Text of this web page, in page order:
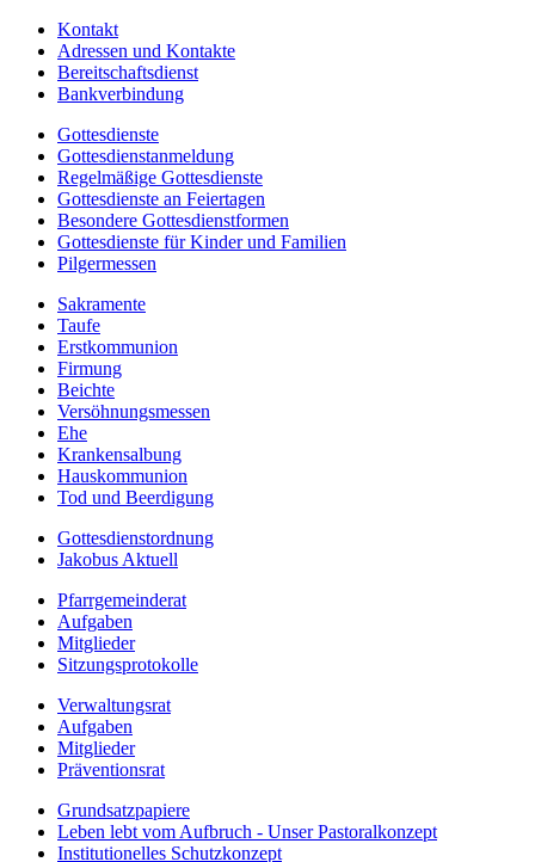
Kontakt
Adressen und Kontakte
Bereitschaftsdienst
Bankverbindung
Gottesdienste
Gottesdienstanmeldung
Regelmäßige Gottesdienste
Gottesdienste an Feiertagen
Besondere Gottesdienstformen
Gottesdienste für Kinder und Familien
Pilgermessen
Sakramente
Taufe
Erstkommunion
Firmung
Beichte
Versöhnungsmessen
Ehe
Krankensalbung
Hauskommunion
Tod und Beerdigung
Gottesdienstordnung
Jakobus Aktuell
Pfarrgemeinderat
Aufgaben
Mitglieder
Sitzungsprotokolle
Verwaltungsrat
Aufgaben
Mitglieder
Präventionsrat
Grundsatzpapiere
Leben lebt vom Aufbruch - Unser Pastoralkonzept
Institutionelles Schutzkonzept